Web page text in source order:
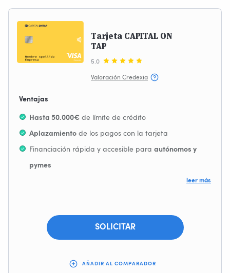
Tarjeta CAPITAL ON
TAP
5.0
Valoración Credexia
Ventajas
leer más
Hasta 50.000€ de límite de crédito
Aplazamiento de los pagos con la tarjeta
Financiación rápida y accesible para autónomos y
pymes
de apertura, de mantenimiento ni de
momento sin costes adicionales
El tipo de interés se ajusta al perfil de cada empresa y
SOLICITAR
AÑADIR AL COMPARADOR